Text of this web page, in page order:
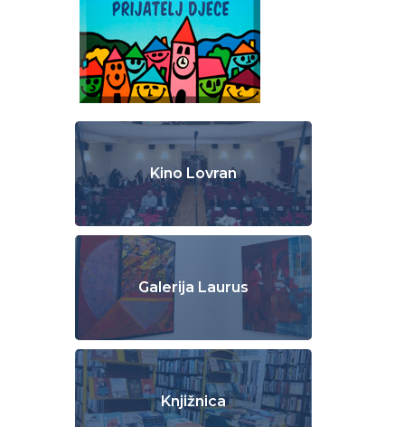
Kino Lovran
Galerija Laurus
Knjižnica